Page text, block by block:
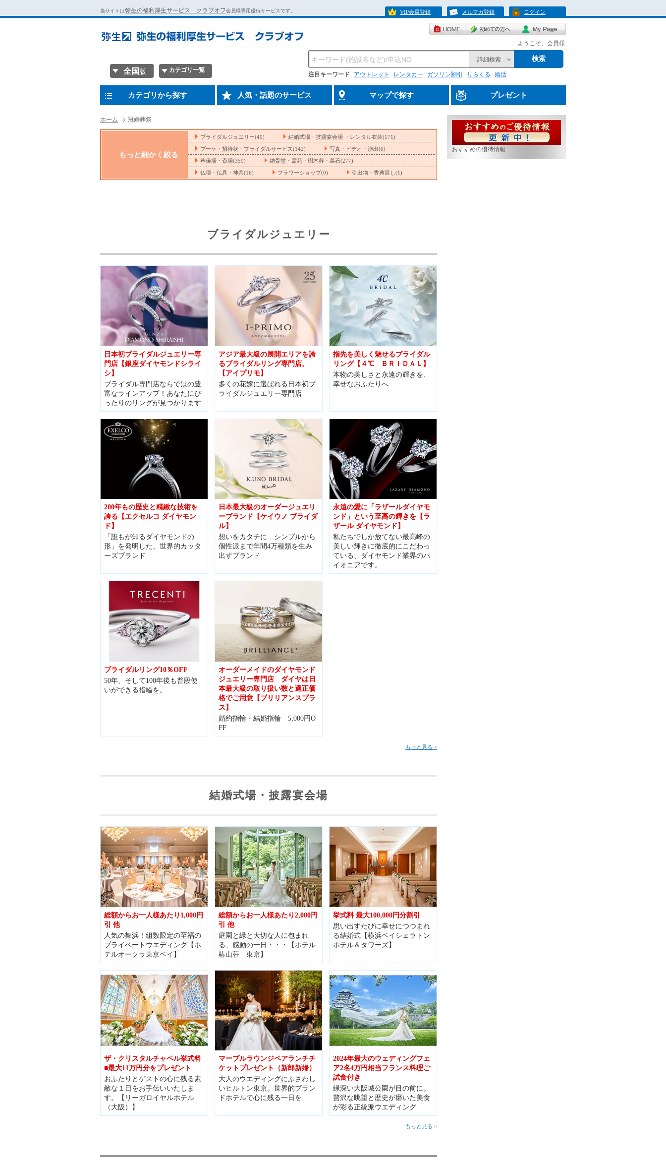
当サイトは弥生の福利厚生サービス クラブオフ会員様専用優待サービスです。 VIP会員登録 メルマガ登録 ログイン
ようこそ、会員様
全国 版 カテゴリ一覧
詳細検索 検索
注目キーワード アウトレット レンタカー ガソリン割引 りらくる 婚活
カテゴリから探す 人気・話題のサービス マップで探す プレゼント
ホーム 冠婚葬祭
もっと細かく絞る
ブライダルジュエリー(49)
結婚式場・披露宴会場 ・レンタル衣装(171)
ブーケ・招待状・ブライダルサービス(142)
写真・ビデオ・演出(0)
葬儀場・斎場(359)
納骨堂・霊苑・樹木葬・墓石(277)
仏壇・仏具・神具(16)
フラワーショップ(0) 引出物・香典返し(1)
ブライダルジュエリー
日本初ブライダルジュエリー専
門店【銀座ダイヤモンドシライ
シ】
ブライダル専門店ならではの豊
富なラインアップ！あなたにぴ
ったりのリングが見つかります
アジア最大級の展開エリアを誇
るブライダルリング専門店。
【アイプリモ】
多くの花嫁に選ばれる日本初ブ
ライダルジュエリー専門店
指先を美しく魅せるブライダル
リング【４℃ ＢＲＩＤＡＬ】
本物の美しさと永遠の輝きを、
幸せなおふたりへ
200年もの歴史と精緻な技術を
誇る【エクセルコ ダイヤモン
ド】
「誰もが知るダイヤモンドの
形」を発明した、世界的カッタ
ーズブランド
日本最大級のオーダージュエリ
ーブランド【ケイウノ ブライダ
ル】
想いをカタチに…シンプルから
個性派まで年間4万種類を生み
出すブランド
永遠の愛に「ラザールダイヤモ
ンド」という至高の輝きを【ラ
ザール ダイヤモンド】
私たちでしか放てない最高峰の
美しい輝きに徹底的にこだわっ
ている、ダイヤモンド業界のパ
イオニアです。
ブライダルリング10％OFF
50年、そして100年後も普段使
いができる指輪を。
オーダーメイドのダイヤモンド
ジュエリー専門店 ダイヤは日
本最大級の取り扱い数と適正価
格でご用意【ブリリアンスプラ
ス】
婚約指輪・結婚指輪 5,000円O
FF
もっと見る >
結婚式場・披露宴会場
総額からお一人様あたり1,000円
引 他
人気の舞浜！組数限定の至福の
プライベートウエディング【ホ
テルオークラ東京ベイ】
総額からお一人様あたり2,000円
引 他
庭園と緑と大切な人に包まれ
る、感動の一日・・・【ホテル
椿山荘 東京】
挙式料 最大100,000円分割引
思い出すたびに幸せにつつまれ
る結婚式【横浜ベイシェラトン
ホテル＆タワーズ】
ザ・クリスタルチャペル挙式料
■最大11万円分をプレゼント
おふたりとゲストの心に残る素
敵な１日をお手伝いいたしま
す。【リーガロイヤルホテル
（大阪）】
マーブルラウンジペアランチチ
ケットプレゼント（新郎新婦）
大人のウエディングにふさわし
いヒルトン東京。世界的ブラン
ドホテルで心に残る一日を
2024年最大のウェディングフェ
ア2名4万円相当フランス料理ご
試食付き
緑深い大阪城公園が目の前に。
贅沢な眺望と歴史が磨いた美食
が彩る正統派ウエディング
もっと見る >
おすすめの優待情報